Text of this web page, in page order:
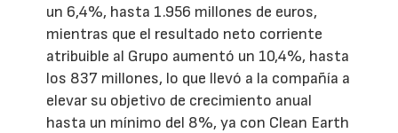
un 6,4%, hasta 1.956 millones de euros,
mientras que el resultado neto corriente
atribuible al Grupo aumentó un 10,4%, hasta
los 837 millones, lo que llevó a la compañía a
elevar su objetivo de crecimiento anual
hasta un mínimo del 8%, ya con Clean Earth